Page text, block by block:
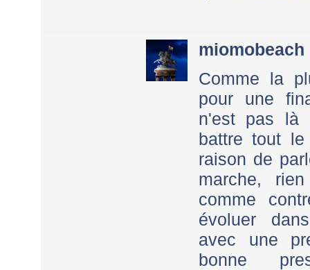
miomobeach
Comme la
pour une
n'est pas là
battre tout
raison de
marche,
comme
évoluer
avec une
bonne